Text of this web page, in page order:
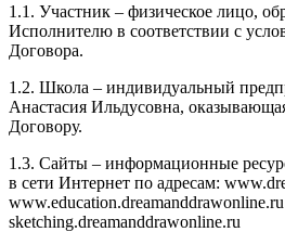
1.1. Участник – физическое лицо,
Исполнителю в соответствии с
Договора.
1.2. Школа – индивидуальный
Анастасия Ильдусовна,
Договору.
1.3. Сайты – информационные
в сети Интернет по адресам:
sketching.dreamanddrawonline.ru